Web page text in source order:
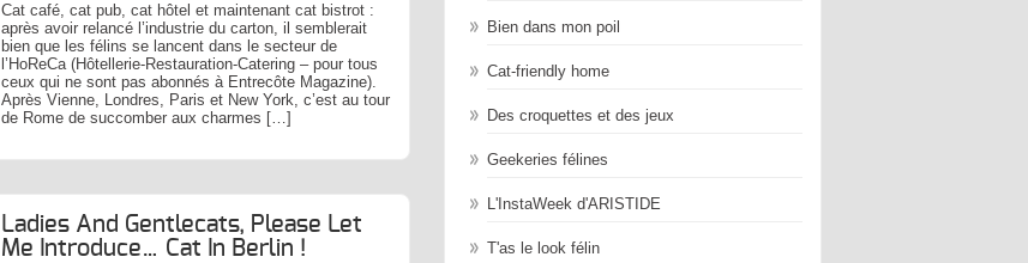
Cat café, cat pub, cat hôtel et maintenant cat bistrot :
après avoir relancé l’industrie du carton, il semblerait
bien que les félins se lancent dans le secteur de
l’HoReCa (Hôtellerie-Restauration-Catering – pour tous
ceux qui ne sont pas abonnés à Entrecôte Magazine).
Après Vienne, Londres, Paris et New York, c’est au tour
de Rome de succomber aux charmes […]
Ladies And Gentlecats, Please Let
Me Introduce… Cat In Berlin !
Bien dans mon poil
Cat-friendly home
Des croquettes et des jeux
Geekeries félines
L'InstaWeek d'ARISTIDE
T'as le look félin